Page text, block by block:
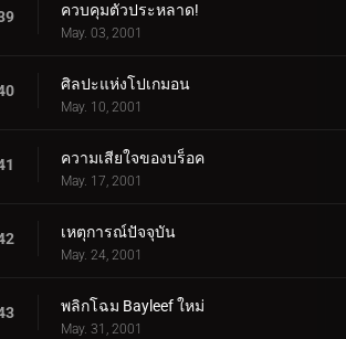
ควบคุมตัวประหลาด!
May. 03, 2001
ศิลปะแห่งโปเกมอน
May. 10, 2001
ความเสียใจของบร็อค
May. 17, 2001
เหตุการณ์ปัจจุบัน
May. 24, 2001
พลิกโฉม Bayleef ใหม่
May. 31, 2001